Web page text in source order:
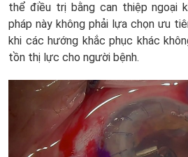
thể điều trị bằng can thiệp ngoại
pháp này không phải lựa chọn ưu
khi các hướng khắc phục khác
tồn thị lực cho người bệnh.